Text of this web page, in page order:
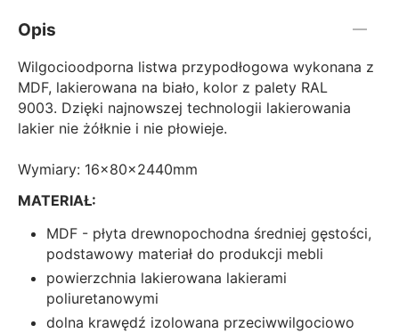
Opis
Wilgocioodporna listwa przypodłogowa wykonana z
MDF, lakierowana na biało, kolor z palety RAL
9003. Dzięki najnowszej technologii lakierowania
lakier nie żółknie i nie płowieje.
Wymiary: 16x80x2440mm
MATERIAŁ:
MDF - płyta drewnopochodna średniej gęstości,
podstawowy materiał do produkcji mebli
powierzchnia lakierowana lakierami
poliuretanowymi
dolna krawędź izolowana przeciwwilgociowo